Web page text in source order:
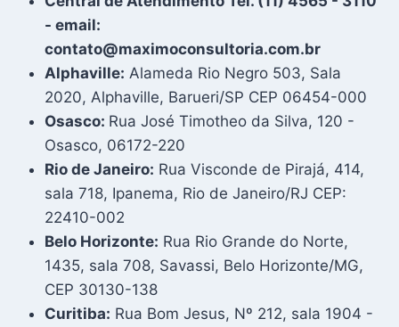
- email:
contato@maximoconsultoria.com.br
Alphaville: Alameda Rio Negro 503, Sala
2020, Alphaville, Barueri/SP CEP 06454-000
Osasco: Rua José Timotheo da Silva, 120 -
Osasco, 06172-220
Rio de Janeiro: Rua Visconde de Pirajá, 414,
sala 718, Ipanema, Rio de Janeiro/RJ CEP:
22410-002
Belo Horizonte: Rua Rio Grande do Norte,
1435, sala 708, Savassi, Belo Horizonte/MG,
CEP 30130-138
Curitiba: Rua Bom Jesus, Nº 212, sala 1904 -